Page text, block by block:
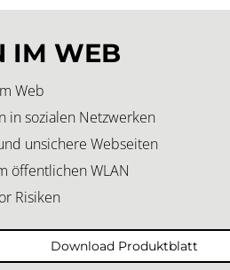
IM WEB
Web
in sozialen Netzwerken
unsichere Webseiten
öffentlichen WLAN
Risiken
Download Produktblatt